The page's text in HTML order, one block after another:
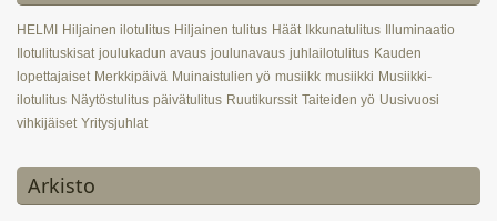
HELMI Hiljainen ilotulitus Hiljainen tulitus Häät Ikkunatulitus
Illuminaatio
Ilotulituskisat joulukadun avaus joulunavaus juhlailotulitus Kauden
lopettajaiset Merkkipäivä Muinaistulien yö musiikk musiikki Musiikki-
ilotulitus Näytöstulitus päivätulitus Ruutikurssit Taiteiden yö Uusivuosi
vihkijäiset Yritysjuhlat
Arkisto